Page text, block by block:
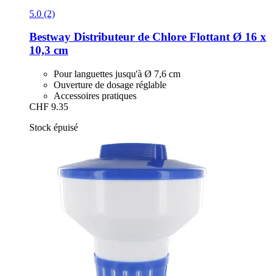
5.0 (2)
Bestway Distributeur de Chlore Flottant Ø 16 x
10,3 cm
Pour languettes jusqu'à Ø 7,6 cm
Ouverture de dosage réglable
Accessoires pratiques
CHF 9.35
Stock épuisé